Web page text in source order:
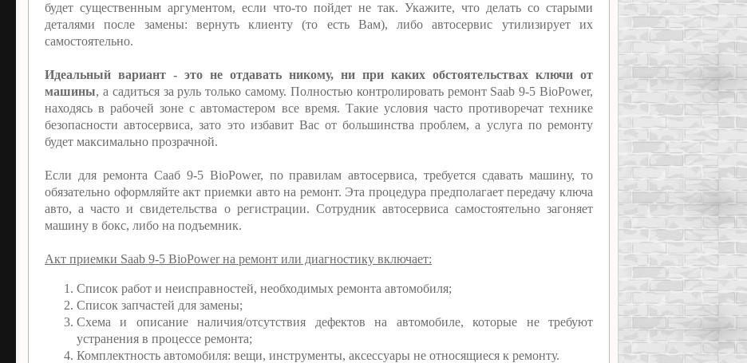
будет существенным аргументом, если что-то пойдет не так. Укажите, что делать со старыми
деталями после замены: вернуть клиенту (то есть Вам), либо автосервис утилизирует их
самостоятельно.
Идеальный вариант - это не отдавать никому, ни при каких обстоятельствах ключи от
машины, а садиться за руль только самому. Полностью контролировать ремонт Saab 9-5 BioPower,
находясь в рабочей зоне с автомастером все время. Такие условия часто противоречат технике
безопасности автосервиса, зато это избавит Вас от большинства проблем, а услуга по ремонту
будет максимально прозрачной.
Если для ремонта Сааб 9-5 BioPower, по правилам автосервиса, требуется сдавать машину, то
обязательно оформляйте акт приемки авто на ремонт. Эта процедура предполагает передачу ключа
авто, а часто и свидетельства о регистрации. Сотрудник автосервиса самостоятельно загоняет
машину в бокс, либо на подъемник.
Акт приемки Saab 9-5 BioPower на ремонт или диагностику включает:
Список работ и неисправностей, необходимых ремонта автомобиля;
Список запчастей для замены;
Схема и описание наличия/отсутствия дефектов на автомобиле, которые не требуют
устранения в процессе ремонта;
Комплектность автомобиля: вещи, инструменты, аксессуары не относящиеся к ремонту.